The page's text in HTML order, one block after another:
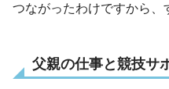
つながったわけですから、
父親の仕事と競技サ